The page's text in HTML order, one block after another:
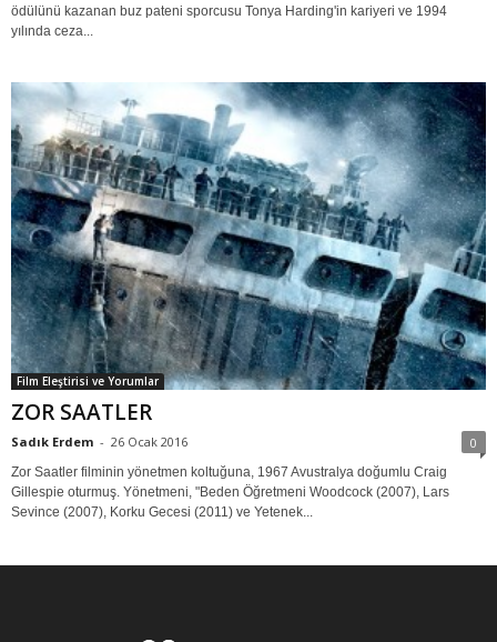
ödülünü kazanan buz pateni sporcusu Tonya Harding'in kariyeri ve 1994
yılında ceza...
Film Eleştirisi ve Yorumlar
ZOR SAATLER
Sadık Erdem - 26 Ocak 2016 0
Zor Saatler filminin yönetmen koltuğuna, 1967 Avustralya doğumlu Craig
Gillespie oturmuş. Yönetmeni, "Beden Öğretmeni Woodcock (2007), Lars
Sevince (2007), Korku Gecesi (2011) ve Yetenek...